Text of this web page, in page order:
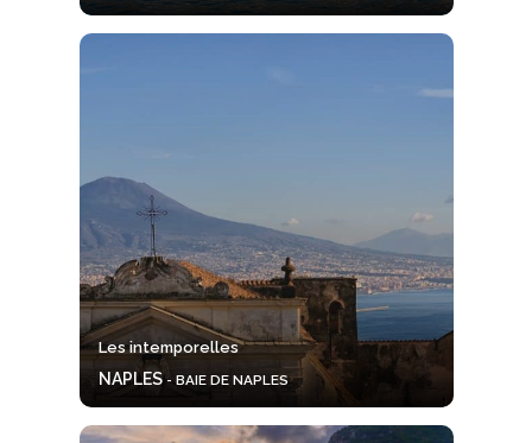
Les intemporelles
NAPLES- BAIE DE NAPLES